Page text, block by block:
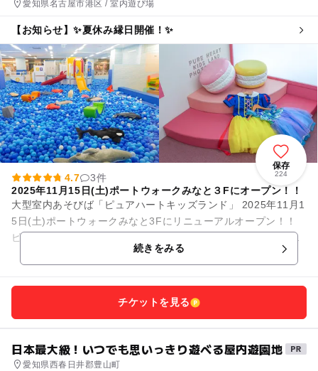
愛知県名古屋市港区 / 室内遊び場
【お知らせ】✨夏休み縁日開催！✨
保存
224
4.7
3件
2025年11月15日(土)ポートウォークみなと３Fにオープン！！
大型室内あそびば「ピュアハートキッズランド」 2025年11月1
5日(土)ポートウォークみなと3Fにリニューアルオープン！！
ピュアキッズは完全会員制の大型室内公園です。店内にはとて
続きをみる
チケットを見る
日本最大級！いつでも思いっきり遊べる屋内遊園地
愛知県西春日井郡豊山町